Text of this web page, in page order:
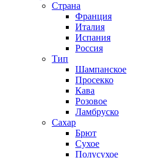
Страна
Франция
Италия
Испания
Россия
Тип
Шампанское
Просекко
Кава
Розовое
Ламбруско
Сахар
Брют
Сухое
Полусухое